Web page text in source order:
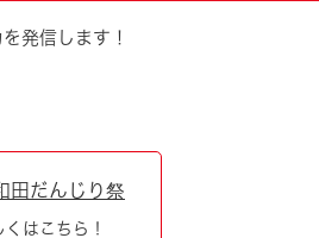
発信します！
田だんじり祭
くはこちら！